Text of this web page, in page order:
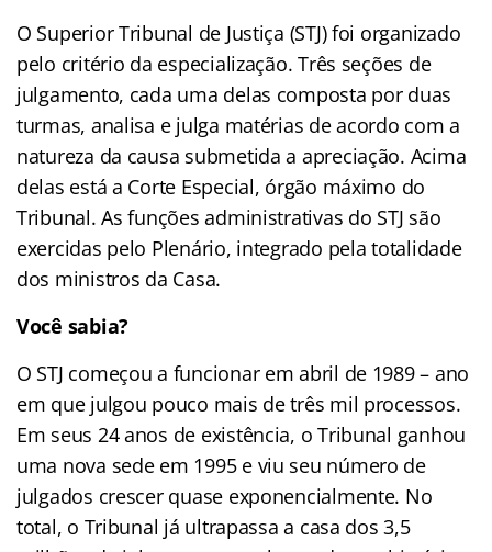
O Superior Tribunal de Justiça (STJ) foi organizado
pelo critério da especialização. Três seções de
julgamento, cada uma delas composta por duas
turmas, analisa e julga matérias de acordo com a
natureza da causa submetida a apreciação. Acima
delas está a Corte Especial, órgão máximo do
Tribunal. As funções administrativas do STJ são
exercidas pelo Plenário, integrado pela totalidade
dos ministros da Casa.
Você sabia?
O STJ começou a funcionar em abril de 1989 – ano
em que julgou pouco mais de três mil processos.
Em seus 24 anos de existência, o Tribunal ganhou
uma nova sede em 1995 e viu seu número de
julgados crescer quase exponencialmente. No
total, o Tribunal já ultrapassa a casa dos 3,5